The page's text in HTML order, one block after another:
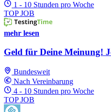
1 - 10 Stunden pro Woche
TOP JOB
mehr lesen
Geld für Deine Meinung!
Bundesweit
Nach Vereinbarung
4 - 10 Stunden pro Woche
TOP JOB